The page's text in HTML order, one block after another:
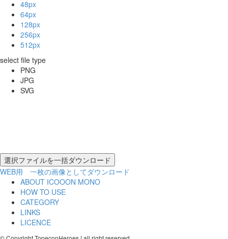
48px
64px
128px
256px
512px
select file type
PNG
JPG
SVG
WEB用 一枚の画像としてダウンロード
ABOUT ICOOON MONO
HOW TO USE
CATEGORY
LINKS
LICENCE